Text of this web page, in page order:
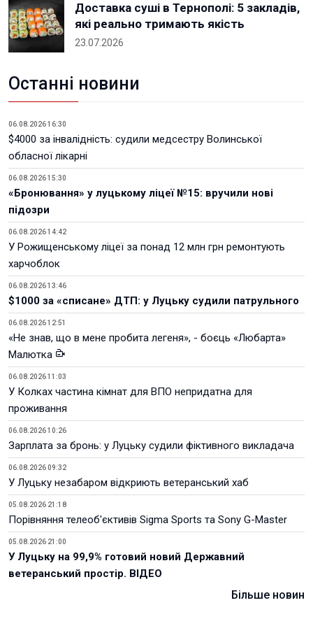
Доставка суші в Тернополі: 5 закладів,
які реально тримають якість
23.07.2026
Останні новини
06.08.2026 16:30
$4000 за інвалідність: судили медсестру Волинської
обласної лікарні
06.08.2026 15:30
«Бронювання» у луцькому ліцеї №15: вручили нові
підозри
06.08.2026 14:42
У Рожищенському ліцеї за понад 12 млн грн ремонтують
харчоблок
06.08.2026 13:46
$1000 за «списане» ДТП: у Луцьку судили патрульного
06.08.2026 12:51
«Не знав, що в мене пробита легеня», - боєць «Любарта»
Малютка
06.08.2026 11:03
У Колках частина кімнат для ВПО непридатна для
проживання
06.08.2026 10:26
Зарплата за бронь: у Луцьку судили фіктивного викладача
06.08.2026 09:32
У Луцьку незабаром відкриють ветеранський хаб
05.08.2026 21:18
Порівняння телеоб'єктивів Sigma Sports та Sony G-Master
05.08.2026 21:00
У Луцьку на 99,9% готовий новий Державний
ветеранський простір. ВІДЕО
Більше новин